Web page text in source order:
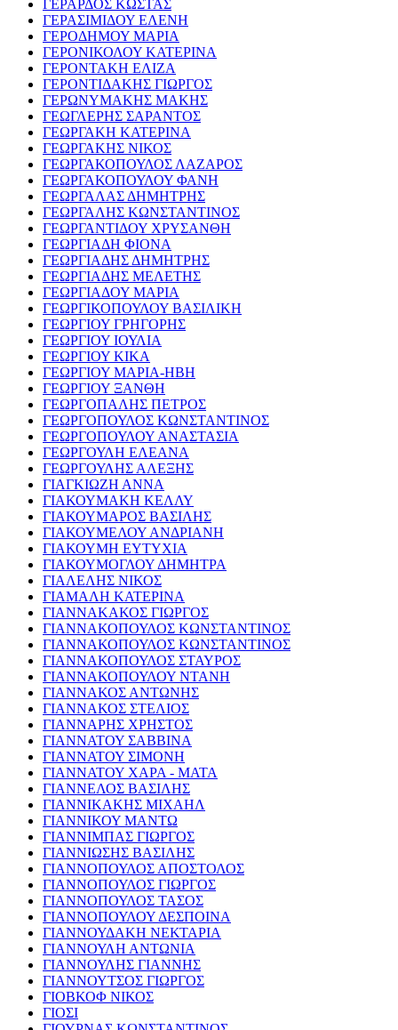
ΓΕΡΑΡΔΟΣ ΚΩΣΤΑΣ
ΓΕΡΑΣΙΜΙΔΟΥ ΕΛΕΝΗ
ΓΕΡΟΔΗΜΟΥ ΜΑΡΙΑ
ΓΕΡΟΝΙΚΟΛΟΥ ΚΑΤΕΡΙΝΑ
ΓΕΡΟΝΤΑΚΗ ΕΛΙΖΑ
ΓΕΡΟΝΤΙΔΑΚΗΣ ΓΙΩΡΓΟΣ
ΓΕΡΩΝΥΜΑΚΗΣ ΜΑΚΗΣ
ΓΕΩΓΛΕΡΗΣ ΣΑΡΑΝΤΟΣ
ΓΕΩΡΓΑΚΗ ΚΑΤΕΡΙΝΑ
ΓΕΩΡΓΑΚΗΣ ΝΙΚΟΣ
ΓΕΩΡΓΑΚΟΠΟΥΛΟΣ ΛΑΖΑΡΟΣ
ΓΕΩΡΓΑΚΟΠΟΥΛΟΥ ΦΑΝΗ
ΓΕΩΡΓΑΛΑΣ ΔΗΜΗΤΡΗΣ
ΓΕΩΡΓΑΛΗΣ ΚΩΝΣΤΑΝΤΙΝΟΣ
ΓΕΩΡΓΑΝΤΙΔΟΥ ΧΡΥΣΑΝΘΗ
ΓΕΩΡΓΙΑΔΗ ΦΙΟΝΑ
ΓΕΩΡΓΙΑΔΗΣ ΔΗΜΗΤΡΗΣ
ΓΕΩΡΓΙΑΔΗΣ ΜΕΛΕΤΗΣ
ΓΕΩΡΓΙΑΔΟΥ ΜΑΡΙΑ
ΓΕΩΡΓΙΚΟΠΟΥΛΟΥ ΒΑΣΙΛΙΚΗ
ΓΕΩΡΓΙΟΥ ΓΡΗΓΟΡΗΣ
ΓΕΩΡΓΙΟΥ ΙΟΥΛΙΑ
ΓΕΩΡΓΙΟΥ ΚΙΚΑ
ΓΕΩΡΓΙΟΥ ΜΑΡΙΑ-ΗΒΗ
ΓΕΩΡΓΙΟΥ ΞΑΝΘΗ
ΓΕΩΡΓΟΠΑΛΗΣ ΠΕΤΡΟΣ
ΓΕΩΡΓΟΠΟΥΛΟΣ ΚΩΝΣΤΑΝΤΙΝΟΣ
ΓΕΩΡΓΟΠΟΥΛΟΥ ΑΝΑΣΤΑΣΙΑ
ΓΕΩΡΓΟΥΛΗ ΕΛΕΑΝΑ
ΓΕΩΡΓΟΥΛΗΣ ΑΛΕΞΗΣ
ΓΙΑΓΚΙΩΖΗ ΑΝΝΑ
ΓΙΑΚΟΥΜΑΚΗ ΚΕΛΛΥ
ΓΙΑΚΟΥΜΑΡΟΣ ΒΑΣΙΛΗΣ
ΓΙΑΚΟΥΜΕΛΟΥ ΑΝΔΡΙΑΝΗ
ΓΙΑΚΟΥΜΗ ΕΥΤΥΧΙΑ
ΓΙΑΚΟΥΜΟΓΛΟΥ ΔΗΜΗΤΡΑ
ΓΙΑΛΕΛΗΣ ΝΙΚΟΣ
ΓΙΑΜΑΛΗ ΚΑΤΕΡΙΝΑ
ΓΙΑΝΝΑΚΑΚΟΣ ΓΙΩΡΓΟΣ
ΓΙΑΝΝΑΚΟΠΟΥΛΟΣ ΚΩΝΣΤΑΝΤΙΝΟΣ
ΓΙΑΝΝΑΚΟΠΟΥΛΟΣ ΚΩΝΣΤΑΝΤΙΝΟΣ
ΓΙΑΝΝΑΚΟΠΟΥΛΟΣ ΣΤΑΥΡΟΣ
ΓΙΑΝΝΑΚΟΠΟΥΛΟΥ ΝΤΑΝΗ
ΓΙΑΝΝΑΚΟΣ ΑΝΤΩΝΗΣ
ΓΙΑΝΝΑΚΟΣ ΣΤΕΛΙΟΣ
ΓΙΑΝΝΑΡΗΣ ΧΡΗΣΤΟΣ
ΓΙΑΝΝΑΤΟΥ ΣΑΒΒΙΝΑ
ΓΙΑΝΝΑΤΟΥ ΣΙΜΟΝΗ
ΓΙΑΝΝΑΤΟΥ ΧΑΡΑ - ΜΑΤΑ
ΓΙΑΝΝΕΛΟΣ ΒΑΣΙΛΗΣ
ΓΙΑΝΝΙΚΑΚΗΣ ΜΙΧΑΗΛ
ΓΙΑΝΝΙΚΟΥ ΜΑΝΤΩ
ΓΙΑΝΝΙΜΠΑΣ ΓΙΩΡΓΟΣ
ΓΙΑΝΝΙΩΣΗΣ ΒΑΣΙΛΗΣ
ΓΙΑΝΝΟΠΟΥΛΟΣ ΑΠΟΣΤΟΛΟΣ
ΓΙΑΝΝΟΠΟΥΛΟΣ ΓΙΩΡΓΟΣ
ΓΙΑΝΝΟΠΟΥΛΟΣ ΤΑΣΟΣ
ΓΙΑΝΝΟΠΟΥΛΟΥ ΔΕΣΠΟΙΝΑ
ΓΙΑΝΝΟΥΔΑΚΗ ΝΕΚΤΑΡΙΑ
ΓΙΑΝΝΟΥΛΗ ΑΝΤΩΝΙΑ
ΓΙΑΝΝΟΥΛΗΣ ΓΙΑΝΝΗΣ
ΓΙΑΝΝΟΥΤΣΟΣ ΓΙΩΡΓΟΣ
ΓΙΟΒΚΟΦ ΝΙΚΟΣ
ΓΙΟΣΙ